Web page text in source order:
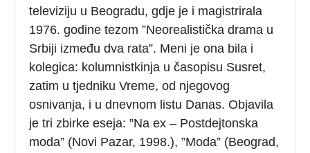
televiziju u Beogradu, gdje je i magistrirala
1976. godine tezom ”Neorealistička drama u
Srbiji između dva rata”. Meni je ona bila i
kolegica: kolumnistkinja u časopisu Susret,
zatim u tjedniku Vreme, od njegovog
osnivanja, i u dnevnom listu Danas. Objavila
je tri zbirke eseja: ”Na ex – Postdejtonska
moda” (Novi Pazar, 1998.), ”Moda” (Beograd,